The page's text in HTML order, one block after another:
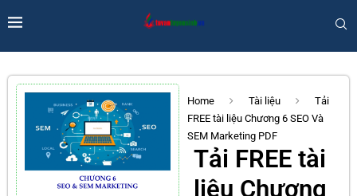
Home Tài liệu
Tải
FREE tài liệu Chương 6 SEO Và
SEM Marketing PDF
Tải FREE tài
liệu Chương